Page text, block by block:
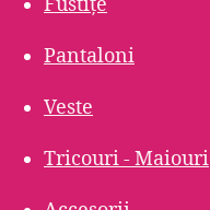
Pantaloni
Veste
Tricouri - Maiouri